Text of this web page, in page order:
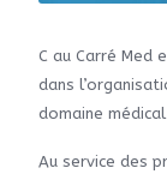
C au Carré Med
dans
domaine
Au service des